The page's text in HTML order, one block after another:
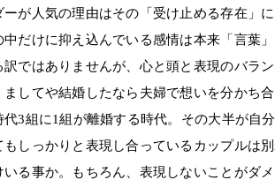
が人気の理由はその「受け止める存在」に
だけに抑え込んでいる感情は本来「言葉
ではありませんが、心と頭と表現のバラ
してや結婚したなら夫婦で想いを分かち
3組に1組が離婚する時代。その大半が自
しっかりと表現し合っているカップルは
る事か。もちろん、表現しないことがダ